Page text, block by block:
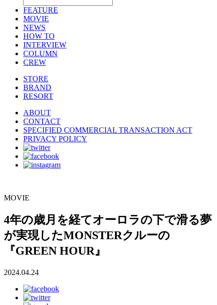
FEATURE
MOVIE
NEWS
HOW TO
INTERVIEW
COLUMN
CREW
STORE
BRAND
RESORT
ABOUT
CONTACT
SPECIFIED COMMERCIAL TRANSACTION ACT
PRIVACY POLICY
MOVIE
4年の歳月を経てオーロラの下で滑る夢
が実現したMONSTERクルーの
『GREEN HOUR』
2024.04.24